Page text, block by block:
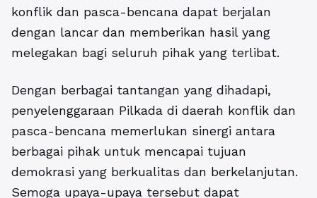
konflik dan pasca-bencana dapat berjalan
dengan lancar dan memberikan hasil yang
melegakan bagi seluruh pihak yang terlibat.
Dengan berbagai tantangan yang dihadapi,
penyelenggaraan Pilkada di daerah konflik dan
pasca-bencana memerlukan sinergi antara
berbagai pihak untuk mencapai tujuan
demokrasi yang berkualitas dan berkelanjutan.
Semoga upaya-upaya tersebut dapat